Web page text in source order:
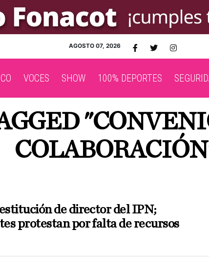
AGOSTO 07, 2026
VOCES SHOW 100% DEPORTES
de director del IPN;
protestan por falta de recursos